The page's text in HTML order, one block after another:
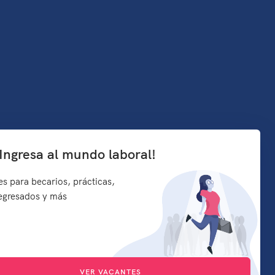
al mundo laboral!
para becarios, prácticas,
y más
VER VACANTES